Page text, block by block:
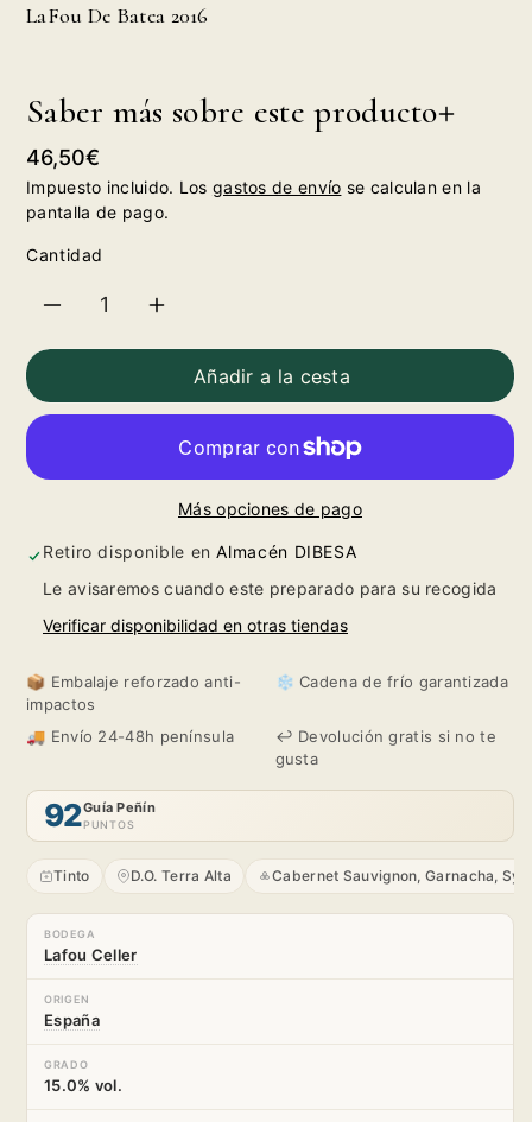
LaFou De Batea 2016
Saber más sobre este producto
Precio
habitual
46,50€
Impuesto incluido. Los gastos de envío se calculan en la
pantalla de pago.
Cantidad
LaFou
Batea
2016
cantidad
para
LaFou
Batea
2016
Añadir a la cesta
Más opciones de pago
Retiro disponible enAlmacén DIBESA
Le avisaremos cuando este preparado para su recogida
Verificar disponibilidad en otras tiendas
📦 Embalaje reforzado anti-
impactos
❄️ Cadena de frío garantizada
🚚 Envío 24-48h península
↩️ Devolución gratis si no te
gusta
92Guía Peñín
PUNTOS
Tinto D.O. Terra Alta Cabernet Sauvignon, Garnacha,
BODEGA
Lafou Celler
ORIGEN
España
GRADO
15.0% vol.